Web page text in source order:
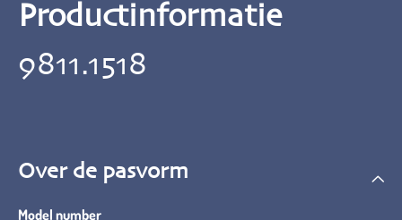
Productinformatie
9811.1518
Over de pasvorm
Model number